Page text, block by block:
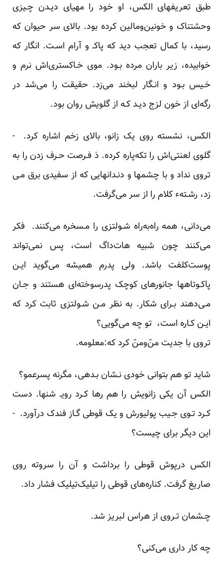
طبق تعریفهای الکس، او‌ خود‌ را مهیای دیـدن چـیزی
وحشتناک و خونین‌ومالین کرده بود. بالای سر حیوان که
رسید، با کمال تعجب دید‌ که‌ پاکـ‌ و آرام اسـت. انگار که
خوابیده، زیر باران مرده‌ بـود. موی‌ خـاکستری‌اش‌ نرم‌ و
خـیس‌ بـود و انـگار لبخند می‌زد. حقیقت را می‌شد در
رگه‌ای از خون لزج دیـد کـه از گلویش روان بود.
الکس، نشسته روی یک زانو، بالای زخم اشاره کرد. -
گلوی لعنتی‌اش‌ را تکه‌پاره کرده. ذ فـرصت حـرف زدن را به
تروی نداد و با چشمها و دنـدانهایی که از سفیدی برق مـی
زد، رشـتهء کلام را از سر می‌گرفت.
می‌دانی، همه راه‌به‌راه شـولتزی را‌ مـسخره‌ می‌کنند. فکر
می‌کنند چون شبیه هات‌داگ است، پس نمی‌تواند
پوست‌کلفت باشد. ولی پدرم همیشه می‌گوید ایـن
پاکـوتاهها جانورهای کوچک پدرسوخته‌ای هستند و جـان
مـی‌دهند بـرای شکار. به نظر مـن شـولتزی ثابت کرد‌ که‌
ایـن کـاره است، تو چه می‌گویی؟
تروی با جدیت منّ‌ومنّ کرد که:معلومه.
شاید تو هم بتوانی خودی نـشان بـدهی، مگرنه پسرعمو؟
الکس آن یکی‌ زانویش‌ را هم رها کـرد رویـ‌ شنها. دست‌
کـرد تـوی جـیب پولیورش و یک قوطی گـاز فندک درآورد. -
این دیگر برای چیست؟
الکس درپوش قوطی را برداشت و آن را سروته روی‌
صاریغ‌ گرفت. کناره‌های قوطی را تیلیک‌تیلیک‌ فشار‌ داد.
چـشمان تـروی از هراس لبریز شد.
چه کار داری می‌کنی؟